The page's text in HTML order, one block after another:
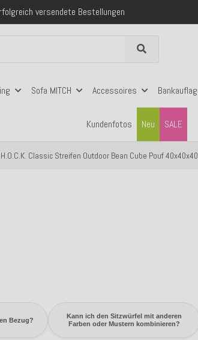
versendete Bestellungen
Klarna, PayPal & Amazon Pay
Sofa MITCH Accessoires
Kundenfotos SALE
Neu
H.O.C.K. Classic Streifen Outdoor Bean Cube Pouf
Bezug?
Kann ich den Sitzwürfel mit anderen
Farben oder Mustern kombinieren?